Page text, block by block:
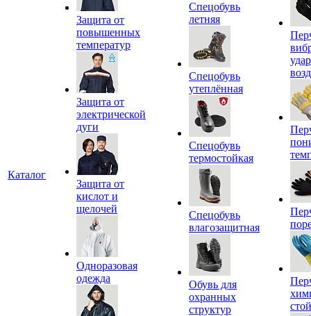
Каталог
Защита от
повышенных
температур
Защита от
электрической
дуги
Защита от
кислот и
щелочей
Одноразовая
одежда
Спецобувь
летняя
Спецобувь
утеплённая
Спецобувь
термостойкая
Спецобувь
влагозащитная
Обувь для
охранных
структур